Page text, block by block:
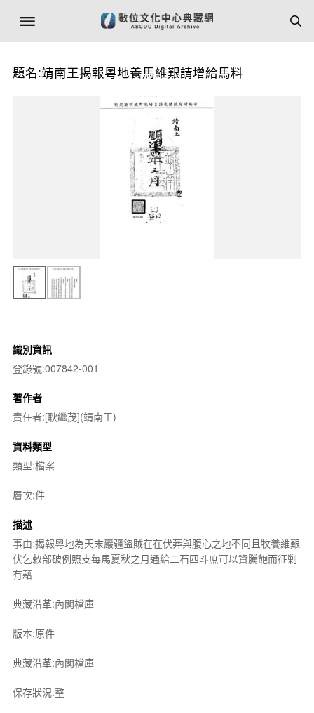
題名:靖南王揭報粵地養馬維艱請增給馬料
識別資訊
登錄號:007842-001
著作者
責任者:[耿繼茂](靖南王)
資料類型
類型:檔案
層次:件
描述
事由:揭報粵地為天末巖疆盜賊在在伏莽與腹心之地不同且牧養維艱
伏乞敕部破例照支每馬夏秋之月通給二石四斗庶可以資騰飽而征剿
有藉
典藏沿革:內閣檔庫
版本:原件
典藏沿革:內閣檔庫
保存狀況:整